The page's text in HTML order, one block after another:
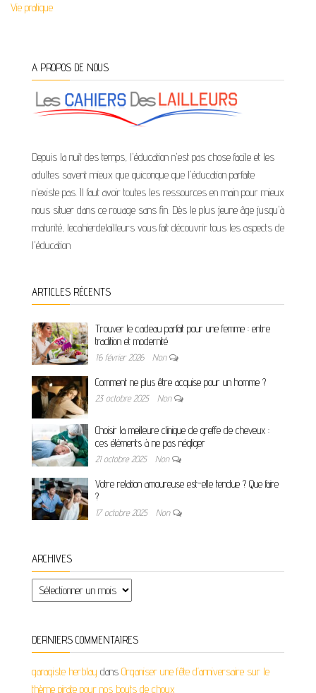
Vie pratique
A PROPOS DE NOUS
Depuis la nuit des temps, l'éducation n'est pas chose facile et les
adultes savent mieux que quiconque que l'éducation parfaite
n'existe pas. Il faut avoir toutes les ressources en main pour mieux
nous situer dans ce rouage sans fin. Dès le plus jeune âge jusqu'à
maturité, lecahierdelailleurs vous fait découvrir tous les aspects de
l'éducation
ARTICLES RÉCENTS
Trouver le cadeau parfait pour une femme : entre
tradition et modernité
16 février 2026 Non
Comment ne plus être acquise pour un homme ?
23 octobre 2025 Non
Choisir la meilleure clinique de greffe de cheveux :
ces éléments à ne pas négliger
21 octobre 2025 Non
Votre relation amoureuse est-elle tendue ? Que faire
?
17 octobre 2025 Non
ARCHIVES
Archives
DERNIERS COMMENTAIRES
garagiste herblay dans Organiser une fête d’anniversaire sur le
thème pirate pour nos bouts de choux